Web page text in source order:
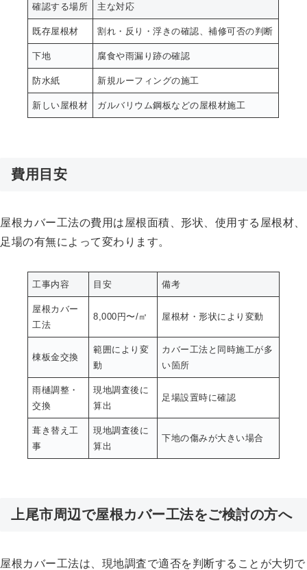
確認する場所 主な対応
既存屋根材 割れ・反り・浮きの確認、補修可否の判断
下地 腐食や雨漏り跡の確認
防水紙 新規ルーフィングの施工
新しい屋根材 ガルバリウム鋼板などの屋根材施工
費用目安
屋根カバー工法の費用は屋根面積、形状、使用する屋根材、
足場の有無によって変わります。
工事内容 目安 備考
屋根カバー
工法
8,000円〜/㎡ 屋根材・形状により変動
棟板金交換
範囲により変
動
カバー工法と同時施工が多
い箇所
雨樋調整・
交換
現地調査後に
算出
足場設置時に確認
葺き替え工
事
現地調査後に
算出
下地の傷みが大きい場合
上尾市周辺で屋根カバー工法をご検討の方へ
屋根カバー工法は、現地調査で適否を判断することが大切で